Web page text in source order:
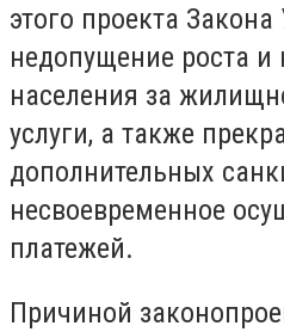
этого проекта
недопущение роста и
населения за
услуги, а также
дополнительных
несвоевременное
платежей.
Причиной